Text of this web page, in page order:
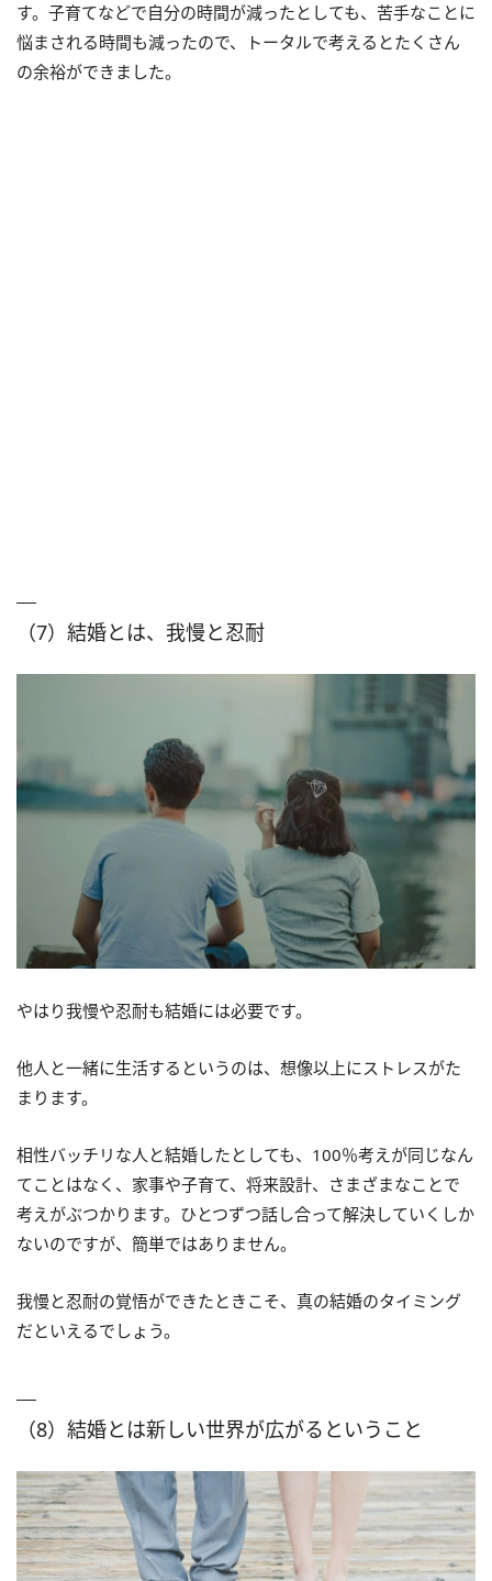
す。子育てなどで自分の時間が減ったとしても、苦手なことに
悩まされる時間も減ったので、トータルで考えるとたくさん
の余裕ができました。
（7）結婚とは、我慢と忍耐
やはり我慢や忍耐も結婚には必要です。
他人と一緒に生活するというのは、想像以上にストレスがた
まります。
相性バッチリな人と結婚したとしても、100％考えが同じなん
てことはなく、家事や子育て、将来設計、さまざまなことで
考えがぶつかります。ひとつずつ話し合って解決していくしか
ないのですが、簡単ではありません。
我慢と忍耐の覚悟ができたときこそ、真の結婚のタイミング
だといえるでしょう。
（8）結婚とは新しい世界が広がるということ